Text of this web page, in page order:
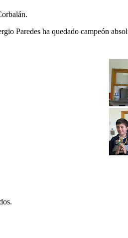
Paredes ha quedado campeón